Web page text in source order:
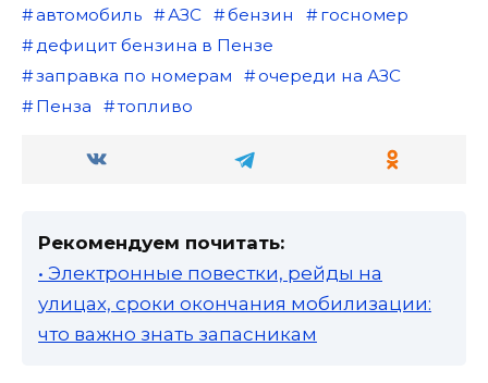
автомобиль АЗС бензин
госномер
дефицит бензина в Пензе
заправка по номерам
очереди на АЗС
Пенза
топливо
Рекомендуем почитать:
• Электронные повестки, рейды на
улицах, сроки окончания мобилизации:
что важно знать запасникам